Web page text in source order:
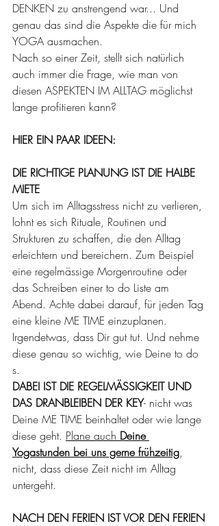
DENKEN zu anstrengend war... Und
genau das sind die Aspekte die für mich
YOGA ausmachen.
Nach so einer Zeit, stellt sich natürlich
auch immer die Frage, wie man von
diesen ASPEKTEN IM ALLTAG möglichst
lange profitieren kann?
HIER EIN PAAR IDEEN:
DIE RICHTIGE PLANUNG IST DIE HALBE
MIETE
Um sich im Alltagsstress nicht zu verlieren,
lohnt es sich Rituale, Routinen und
Strukturen zu schaffen, die den Alltag
erleichtern und bereichern. Zum Beispiel
eine regelmässige Morgenroutine oder
das Schreiben einer to do Liste am
Abend. Achte dabei darauf, für jeden Tag
eine kleine ME TIME einzuplanen.
Irgendetwas, dass Dir gut tut. Und nehme
diese genau so wichtig, wie Deine to do
s.
DABEI IST DIE REGELMÄSSIGKEIT UND
DAS DRANBLEIBEN DER KEY- nicht was
Deine ME TIME beinhaltet oder wie lange
diese geht. Plane auch Deine
Yogastunden bei uns gerne frühzeitig,
nicht, dass diese Zeit nicht im Alltag
untergeht.
NACH DEN FERIEN IST VOR DEN FERIEN